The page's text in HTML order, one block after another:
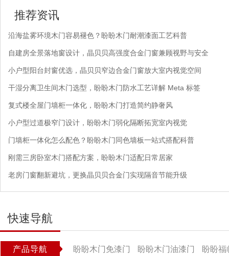
推荐资讯
沿海盐雾环境木门容易褪色？盼盼木门耐潮漆面工艺科普
自建房全景落地窗设计，晶贝贝高强度合金门窗兼顾视野与安全
小户型阳台封窗优选，晶贝贝窄边合金门窗放大室内视觉空间
干湿分离卫生间木门选型，盼盼木门防水工艺详解 Meta 标签
复式楼全屋门墙柜一体化，盼盼木门打造简约静奢风
小户型过道极窄门设计，盼盼木门弱化隔断拓宽室内视觉
门墙柜一体化怎么配色？盼盼木门同色墙板一站式搭配科普
刚需三房卧室木门搭配方案，盼盼木门适配日常居家
老房门窗翻新避坑，更换晶贝贝合金门实现隔音节能升级
快速导航
产品导航 盼盼木门免漆门 盼盼木门油漆门 盼盼福